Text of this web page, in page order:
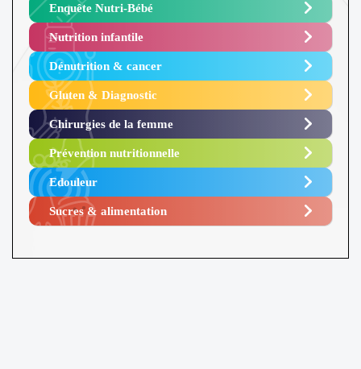
Enquête Nutri-Bébé ​
Nutrition infantile
Dénutrition & cancer
Gluten & Diagnostic
Chirurgies de la femme
Prévention nutritionnelle
Edouleur​
Sucres & alimentation​